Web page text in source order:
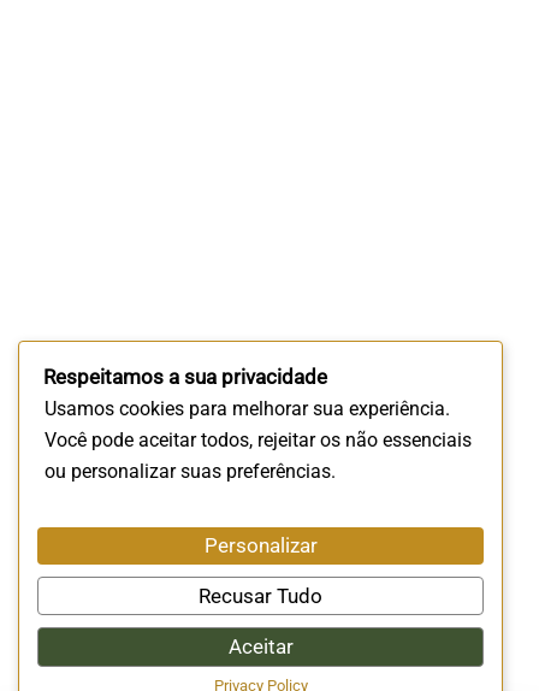
Respeitamos a sua privacidade
Usamos cookies para melhorar sua experiência.
Você pode aceitar todos, rejeitar os não essenciais
ou personalizar suas preferências.
Personalizar
Recusar Tudo
Aceitar
Privacy Policy